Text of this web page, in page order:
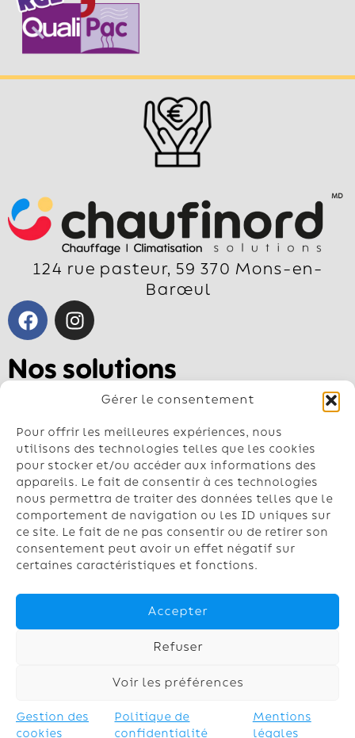
Gérer le consentement
Pour offrir les meilleures expériences, nous
utilisons des technologies telles que les cookies
pour stocker et/ou accéder aux informations des
appareils. Le fait de consentir à ces technologies
nous permettra de traiter des données telles que le
comportement de navigation ou les ID uniques sur
ce site. Le fait de ne pas consentir ou de retirer son
consentement peut avoir un effet négatif sur
certaines caractéristiques et fonctions.
Accepter
Refuser
Voir les préférences
Gestion des
cookies
Politique de
confidentialité
Mentions
légales
124 rue pasteur, 59 370 Mons-en-
Barœul
Nos solutions
Pompe à chaleur air-air
Géothermie
Chauffe-eau
Climatisation
Contactez-nous
Nos conseillers vous répondent du lundi
au vendredi de 8h à 18h
03.74.47.24.69
contact@chaufinord.fr
de
alité
des
d
Devis / Contact
Gratuit & rapide